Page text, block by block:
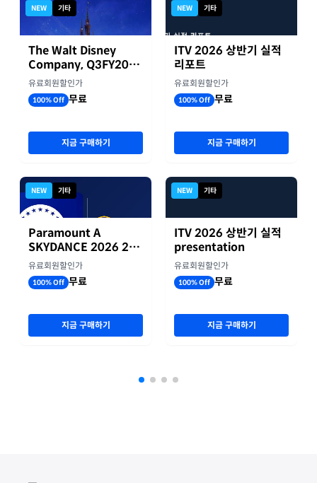
NEW 기타
The Walt Disney
Company, Q3FY2026
실적자료
유료회원할인가
100% Off 무료
지금 구매하기
NEW 기타
Paramount A
SKYDANCE 2026 2분
기 실적
유료회원할인가
100% Off 무료
지금 구매하기
NEW 기타
ITV 2026 상반기 실적
리포트
유료회원할인가
100% Off 무료
지금 구매하기
NEW 기타
ITV 2026 상반기 실적
presentation
유료회원할인가
100% Off 무료
지금 구매하기